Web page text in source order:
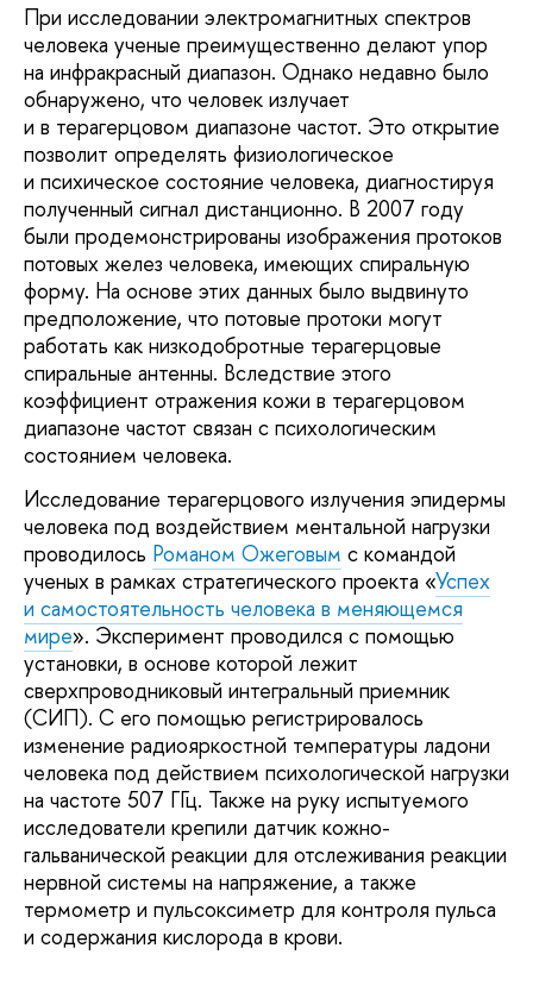
При исследовании электромагнитных спектров
человека ученые преимущественно делают упор
на инфракрасный диапазон. Однако недавно было
обнаружено, что человек излучает
и в терагерцовом диапазоне частот. Это открытие
позволит определять физиологическое
и психическое состояние человека, диагностируя
полученный сигнал дистанционно. В 2007 году
были продемонстрированы изображения протоков
потовых желез человека, имеющих спиральную
форму. На основе этих данных было выдвинуто
предположение, что потовые протоки могут
работать как низкодобротные терагерцовые
спиральные антенны. Вследствие этого
коэффициент отражения кожи в терагерцовом
диапазоне частот связан с психологическим
состоянием человека.
Исследование терагерцового излучения эпидермы
человека под воздействием ментальной нагрузки
проводилось Романом Ожеговым с командой
ученых в рамках стратегического проекта «Успех
и самостоятельность человека в меняющемся
мире». Эксперимент проводился с помощью
установки, в основе которой лежит
сверхпроводниковый интегральный приемник
(СИП). С его помощью регистрировалось
изменение радиояркостной температуры ладони
человека под действием психологической нагрузки
на частоте 507 ГГц. Также на руку испытуемого
исследователи крепили датчик кожно-
гальванической реакции для отслеживания реакции
нервной системы на напряжение, а также
термометр и пульсоксиметр для контроля пульса
и содержания кислорода в крови.